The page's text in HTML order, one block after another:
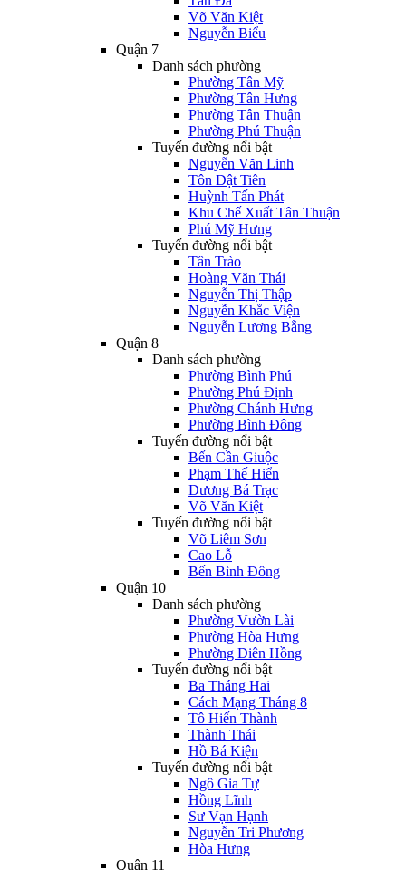
Võ Văn Kiệt
Nguyễn Biểu
Quận 7
Danh sách phường
Phường Tân Mỹ
Phường Tân Hưng
Phường Tân Thuận
Phường Phú Thuận
Tuyến đường nổi bật
Nguyễn Văn Linh
Tôn Dật Tiên
Huỳnh Tấn Phát
Khu Chế Xuất Tân Thuận
Phú Mỹ Hưng
Tuyến đường nổi bật
Tân Trào
Hoàng Văn Thái
Nguyễn Thị Thập
Nguyễn Khắc Viện
Nguyễn Lương Bằng
Quận 8
Danh sách phường
Phường Bình Phú
Phường Phú Định
Phường Chánh Hưng
Phường Bình Đông
Tuyến đường nổi bật
Bến Cần Giuộc
Phạm Thế Hiển
Dương Bá Trạc
Võ Văn Kiệt
Tuyến đường nổi bật
Võ Liêm Sơn
Cao Lỗ
Bến Bình Đông
Quận 10
Danh sách phường
Phường Vườn Lài
Phường Hòa Hưng
Phường Diên Hồng
Tuyến đường nổi bật
Ba Tháng Hai
Cách Mạng Tháng 8
Tô Hiến Thành
Thành Thái
Hồ Bá Kiện
Tuyến đường nổi bật
Ngô Gia Tự
Hồng Lĩnh
Sư Vạn Hạnh
Nguyễn Tri Phương
Hòa Hưng
Quận 11